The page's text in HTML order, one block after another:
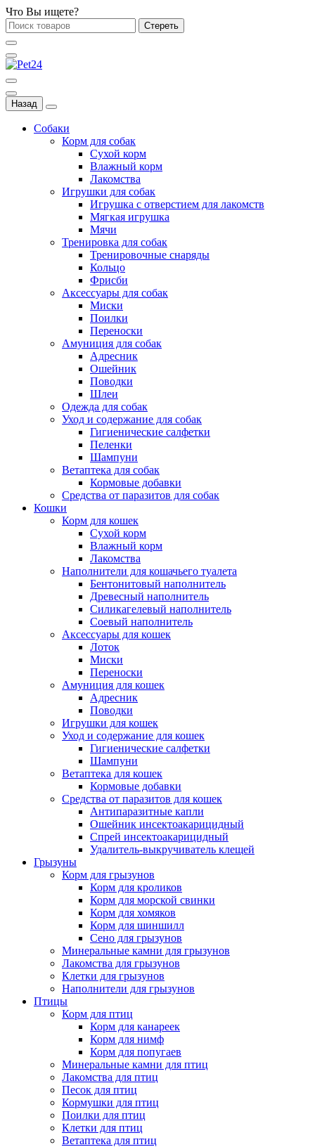
Что Вы ищете?
Стереть
Назад
Собаки
Корм для собак
Сухой корм
Влажный корм
Лакомства
Игрушки для собак
Игрушка с отверстием для лакомств
Мягкая игрушка
Мячи
Тренировка для собак
Тренировочные снаряды
Кольцо
Фрисби
Аксессуары для собак
Миски
Поилки
Переноски
Амуниция для собак
Адресник
Ошейник
Поводки
Шлеи
Одежда для собак
Уход и содержание для собак
Гигиенические салфетки
Пеленки
Шампуни
Ветаптека для собак
Кормовые добавки
Средства от паразитов для собак
Кошки
Корм для кошек
Сухой корм
Влажный корм
Лакомства
Наполнители для кошачьего туалета
Бентонитовый наполнитель
Древесный наполнитель
Силикагелевый наполнитель
Соевый наполнитель
Аксессуары для кошек
Лоток
Миски
Переноски
Амуниция для кошек
Адресник
Поводки
Игрушки для кошек
Уход и содержание для кошек
Гигиенические салфетки
Шампуни
Ветаптека для кошек
Кормовые добавки
Средства от паразитов для кошек
Антипаразитные капли
Ошейник инсектоакарицидный
Спрей инсектоакарицидный
Удалитель-выкручиватель клещей
Грызуны
Корм для грызунов
Корм для кроликов
Корм для морской свинки
Корм для хомяков
Корм для шиншилл
Сено для грызунов
Минеральные камни для грызунов
Лакомства для грызунов
Клетки для грызунов
Наполнители для грызунов
Птицы
Корм для птиц
Корм для канареек
Корм для нимф
Корм для попугаев
Минеральные камни для птиц
Лакомства для птиц
Песок для птиц
Кормушки для птиц
Поилки для птиц
Клетки для птиц
Ветаптека для птиц